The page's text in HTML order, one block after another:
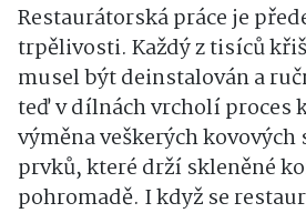
Restaurátorská práce je
trpělivosti. Každý z tisíců
musel být deinstalován a
teď v dílnách vrcholí proces
výměna veškerých
prvků, které drží skleněné
pohromadě. I když se